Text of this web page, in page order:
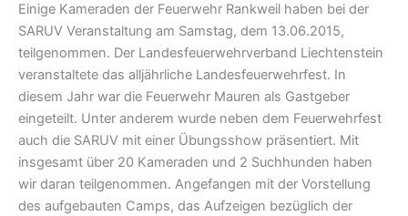
Einige Kameraden der Feuerwehr Rankweil haben bei der
SARUV Veranstaltung am Samstag, dem 13.06.2015,
teilgenommen. Der Landesfeuerwehrverband Liechtenstein
veranstaltete das alljährliche Landesfeuerwehrfest. In
diesem Jahr war die Feuerwehr Mauren als Gastgeber
eingeteilt. Unter anderem wurde neben dem Feuerwehrfest
auch die SARUV mit einer Übungsshow präsentiert. Mit
insgesamt über 20 Kameraden und 2 Suchhunden haben
wir daran teilgenommen. Angefangen mit der Vorstellung
des aufgebauten Camps, das Aufzeigen bezüglich der